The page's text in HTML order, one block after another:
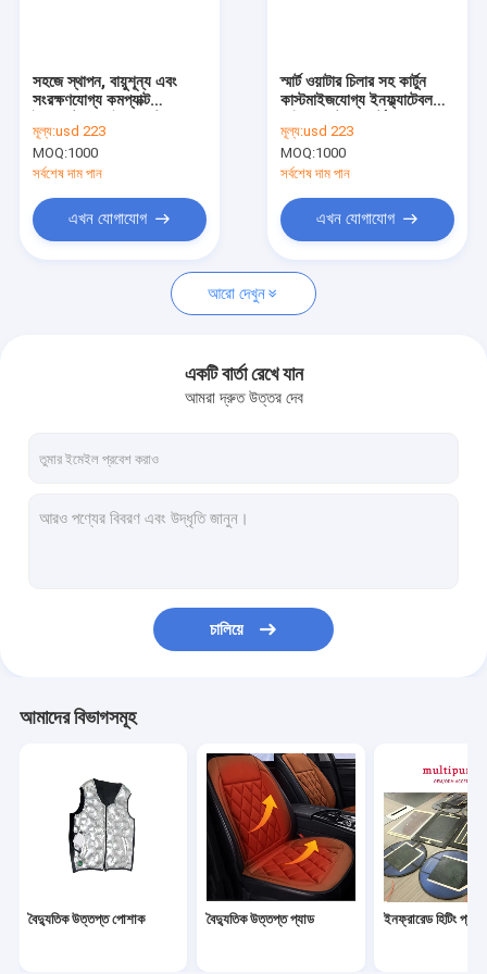
যোগাযোগ করুন
মামলা
বৈদ্যুতিক উত্তপ্ত পোশাক
বৈদ্যুতিক উত্তপ্ত প্যাড
বৈদ্যুতিক গরম করার বালিশ
উষ্ণ প্রাসাদ বেল্ট
অন্যান্য গরম করার পণ্য
সহজে স্থাপন, বায়ুশূন্য এবং
সংরক্ষণযোগ্য কমপ্যাক্ট
টেকসই উপাদান দিয়ে তৈরি,
দীর্ঘমেয়াদী বারবার ব্যবহারের জন্য
উপযুক্ত
মূল্য:usd 223
MOQ:1000
সর্বশেষ দাম পান
এখন যোগাযোগ
স্মার্ট ওয়াটার চিলার সহ কার্টুন
কাস্টমাইজযোগ্য ইনফ্ল্যাটেবল
তাপমাত্রা শিশুদের জন্য বহিরঙ্গন
বেকয়ার্ড খেলার জন্য শীতল ডুব
পুল
মূল্য:usd 223
MOQ:1000
সর্বশেষ দাম পান
এখন যোগাযোগ
আরো দেখুন
একটি বার্তা রেখে যান
আমরা দ্রুত উত্তর দেব
চালিয়ে
আমাদের বিভাগসমূহ
বৈদ্যুতিক উত্তপ্ত পোশাক বৈদ্যুতিক উত্তপ্ত প্যাড ইনফ্রারেড হিটিং